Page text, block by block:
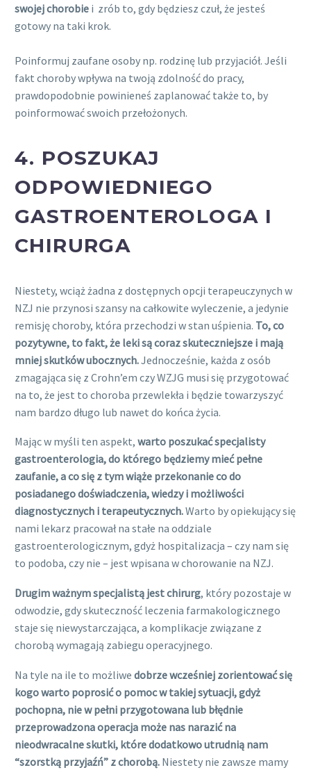
swojej chorobie i zrób to, gdy będziesz czuł, że jesteś
gotowy na taki krok.
Poinformuj zaufane osoby np. rodzinę lub przyjaciół. Jeśli
fakt choroby wpływa na twoją zdolność do pracy,
prawdopodobnie powinieneś zaplanować także to, by
poinformować swoich przełożonych.
4. POSZUKAJ
ODPOWIEDNIEGO
GASTROENTEROLOGA I
CHIRURGA
Niestety, wciąż żadna z dostępnych opcji terapeuczynych w
NZJ nie przynosi szansy na całkowite wyleczenie, a jedynie
remisję choroby, która przechodzi w stan uśpienia. To, co
pozytywne, to fakt, że leki są coraz skuteczniejsze i mają
mniej skutków ubocznych.Jednocześnie, każda z osób
zmagająca się z Crohn’em czy WZJG musi się przygotować
na to, że jest to choroba przewlekła i będzie towarzyszyć
nam bardzo długo lub nawet do końca życia.
Mając w myśli ten aspekt, warto poszukać specjalisty
gastroenterologia, do którego będziemy mieć pełne
zaufanie, a co się z tym wiąże przekonanie co do
posiadanego doświadczenia, wiedzy i możliwości
diagnostycznych i terapeutycznych.Warto by opiekujący się
nami lekarz pracował na stałe na oddziale
gastroenterologicznym, gdyż hospitalizacja – czy nam się
to podoba, czy nie – jest wpisana w chorowanie na NZJ.
Drugim ważnym specjalistą jest chirurg, który pozostaje w
odwodzie, gdy skuteczność leczenia farmakologicznego
staje się niewystarczająca, a komplikacje związane z
chorobą wymagają zabiegu operacyjnego.
Na tyle na ile to możliwe dobrze wcześniej zorientować się
kogo warto poprosić o pomoc w takiej sytuacji, gdyż
pochopna, nie w pełni przygotowana lub błędnie
przeprowadzona operacja może nas narazić na
nieodwracalne skutki, które dodatkowo utrudnią nam
“szorstką przyjaźń” z chorobą. Niestety nie zawsze mamy